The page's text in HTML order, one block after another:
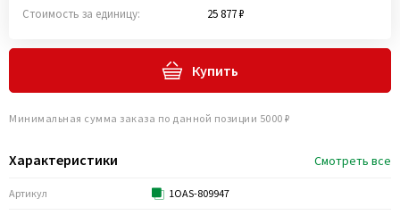
Характеристики Смотреть все
Артикул 1OAS-809947
Стоимость за единицу: 25 877 ₽
Купить
Минимальная сумма заказа по данной позиции 5000 ₽